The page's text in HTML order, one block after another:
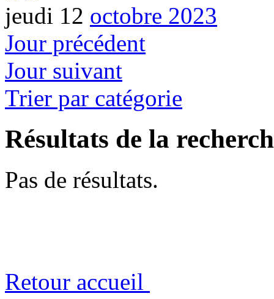
jeudi 12 octobre 2023
Jour précédent
Jour suivant
Trier par catégorie
Résultats de la
Pas de résultats.
Retour accueil